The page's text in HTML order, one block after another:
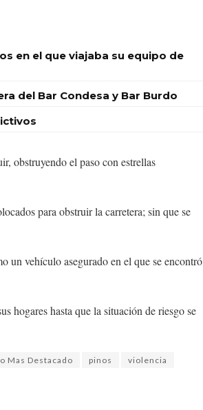
en el que viajaba su equipo de
del Bar Condesa y Bar Burdo
obstruyendo el paso con estrellas
para obstruir la carretera; sin que se
un vehículo asegurado en el que se encontró
hogares hasta que la situación de riesgo se
Mas Destacado pinos
violencia